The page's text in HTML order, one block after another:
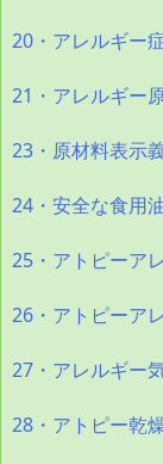
20・アレルギー
21・アレルギー
23・原材料表示
24・安全な食用
25・アトピーア
26・アトピーア
27・アレルギー
28・アトピー乾